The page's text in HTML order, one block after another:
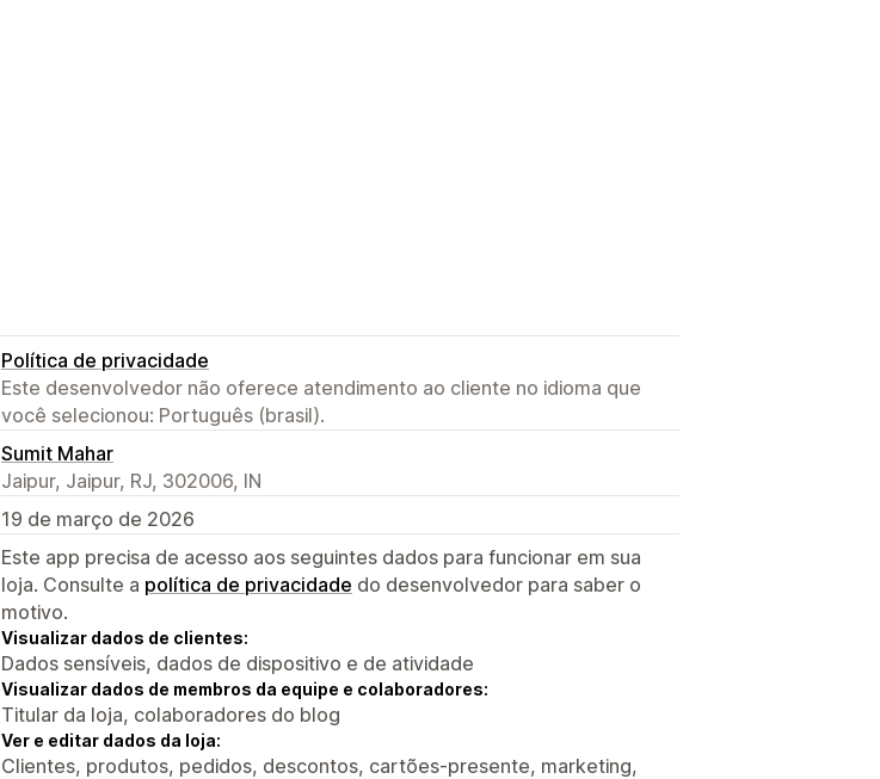
Política de privacidade
Este desenvolvedor não oferece atendimento ao cliente no idioma que
você selecionou: Português (brasil).
Sumit Mahar
Jaipur, Jaipur, RJ, 302006, IN
19 de março de 2026
Este app precisa de acesso aos seguintes dados para funcionar em sua
loja. Consulte a política de privacidade do desenvolvedor para saber o
motivo.
Visualizar dados de clientes:
Dados sensíveis, dados de dispositivo e de atividade
Visualizar dados de membros da equipe e colaboradores:
Titular da loja, colaboradores do blog
Ver e editar dados da loja:
Clientes, produtos, pedidos, descontos, cartões-presente, marketing,